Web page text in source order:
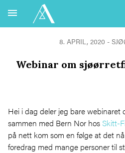
8. APRIL, 2020 -
Webinar om
Hei i dag deler jeg bare webinaret
sammen med Bern Nor hos Skitt-
på nett kom som en følge at det
foredrag med mange personer til